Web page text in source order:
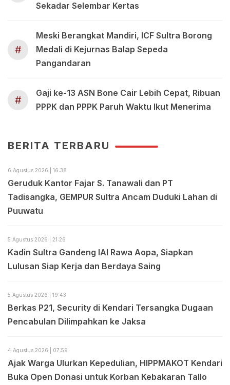
Sekadar Selembar Kertas
#
Meski Berangkat Mandiri, ICF Sultra Borong
Medali di Kejurnas Balap Sepeda
Pangandaran
#
Gaji ke-13 ASN Bone Cair Lebih Cepat, Ribuan
PPPK dan PPPK Paruh Waktu Ikut Menerima
BERITA TERBARU
6 Agustus 2026 | 16:38
Geruduk Kantor Fajar S. Tanawali dan PT
Tadisangka, GEMPUR Sultra Ancam Duduki Lahan di
Puuwatu
5 Agustus 2026 | 21:26
Kadin Sultra Gandeng IAI Rawa Aopa, Siapkan
Lulusan Siap Kerja dan Berdaya Saing
5 Agustus 2026 | 19:43
Berkas P21, Security di Kendari Tersangka Dugaan
Pencabulan Dilimpahkan ke Jaksa
4 Agustus 2026 | 07:59
Ajak Warga Ulurkan Kepedulian, HIPPMAKOT Kendari
Buka Open Donasi untuk Korban Kebakaran Tallo